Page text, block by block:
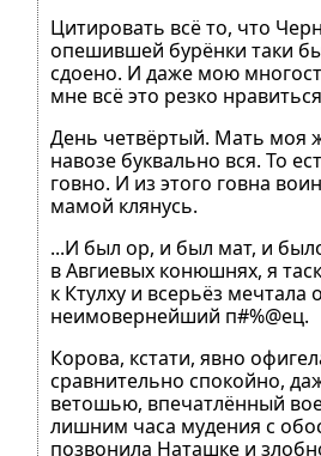
Цитировать всё то, что
опешившей бурёнки таки
сдоено. И даже мою
мне всё это резко
День четвёртый. Мать моя
навозе буквально вся. То
говно. И из этого говна
мамой клянусь.
...И был ор, и был мат, и
в Авгиевых конюшнях, я
к Ктулху и всерьёз
неимовернейший п#%@ец.
Корова, кстати, явно
сравнительно спокойно,
ветошью, впечатлённый
лишним часа мудения с
позвонила Наташке и